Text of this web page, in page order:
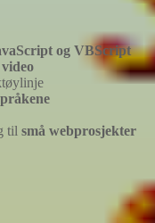
og VBScript
til små webprosjekter